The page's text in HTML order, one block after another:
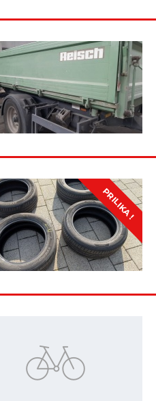
PRILIKA !